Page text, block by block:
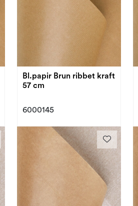
Bl.papir Brun ribbet kraft
57 cm
6000145